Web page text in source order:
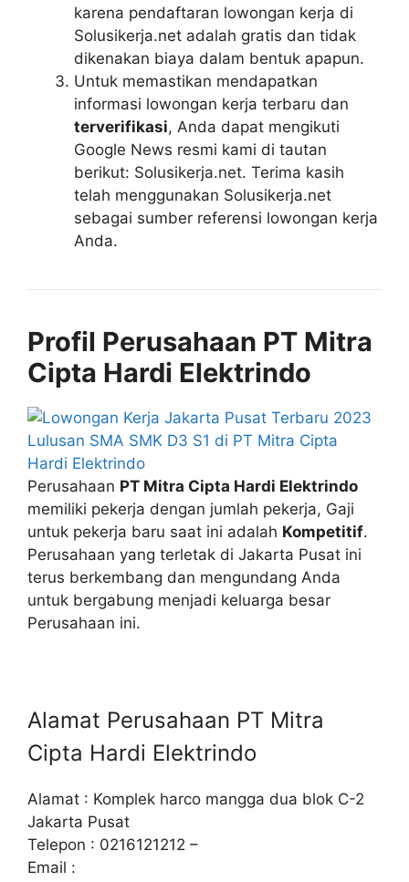
karena pendaftaran lowongan kerja di
Solusikerja.net adalah gratis dan tidak
dikenakan biaya dalam bentuk apapun.
Untuk memastikan mendapatkan
informasi lowongan kerja terbaru dan
terverifikasi, Anda dapat mengikuti
Google News resmi kami di tautan
berikut: Solusikerja.net. Terima kasih
telah menggunakan Solusikerja.net
sebagai sumber referensi lowongan kerja
Anda.
Profil Perusahaan PT Mitra
Cipta Hardi Elektrindo
Perusahaan PT Mitra Cipta Hardi Elektrindo
memiliki pekerja dengan jumlah pekerja, Gaji
untuk pekerja baru saat ini adalah Kompetitif.
Perusahaan yang terletak di Jakarta Pusat ini
terus berkembang dan mengundang Anda
untuk bergabung menjadi keluarga besar
Perusahaan ini.
Alamat Perusahaan PT Mitra
Cipta Hardi Elektrindo
Alamat : Komplek harco mangga dua blok C-2
Jakarta Pusat
Telepon : 0216121212 –
Email :